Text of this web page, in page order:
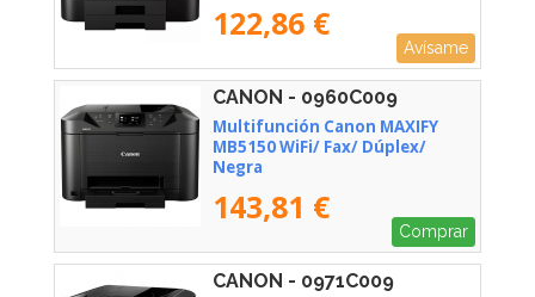
122,86 €
Avísame
CANON - 0960C009
Multifunción Canon MAXIFY
MB5150 WiFi/ Fax/ Dúplex/
Negra
143,81 €
Comprar
CANON - 0971C009